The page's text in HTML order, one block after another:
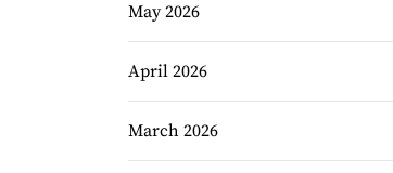
May 2026
April 2026
March 2026